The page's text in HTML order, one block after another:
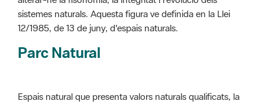
Parc Natural
Espais natural que presenta valors naturals qualificats, la
l'aprofitament ordenat de llurs recursos i l'activitat de llurs